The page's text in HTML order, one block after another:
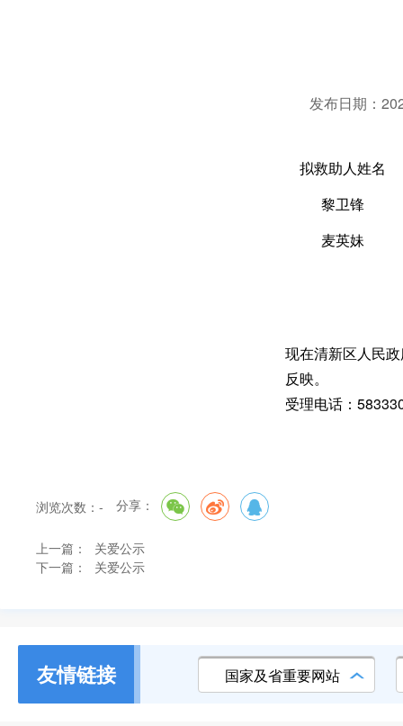
发布日期：
拟救助人姓名
黎卫锋
麦英妹
现在清新区人民
反映。
受理电话：
浏览次数： - 分享：
上一篇：
关爱公示
下一篇：
关爱公示
友情链接 国家及省重要网站